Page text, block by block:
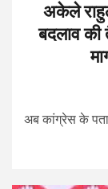
अकेले
बदलाव
अब कांग्रेस के